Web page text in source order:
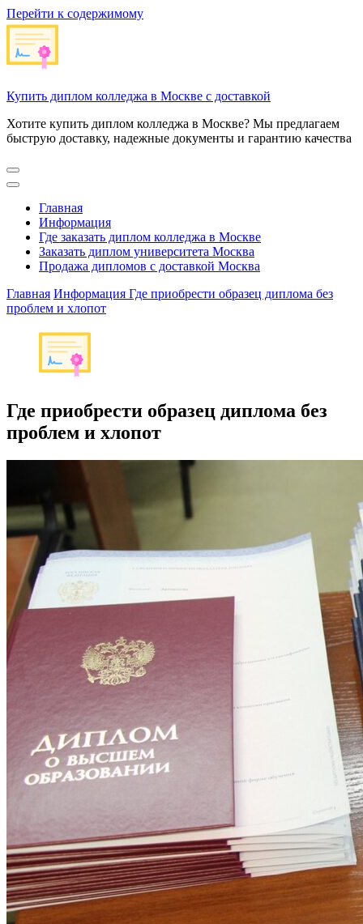
Перейти к содержимому
Купить диплом колледжа в Москве с доставкой
Хотите купить диплом колледжа в Москве? Мы предлагаем
быструю доставку, надежные документы и гарантию качества
Главная
Информация
Где заказать диплом колледжа в Москве
Заказать диплом университета Москва
Продажа дипломов с доставкой Москва
Главная Информация Где приобрести образец диплома без
проблем и хлопот
Где приобрести образец диплома без
проблем и хлопот